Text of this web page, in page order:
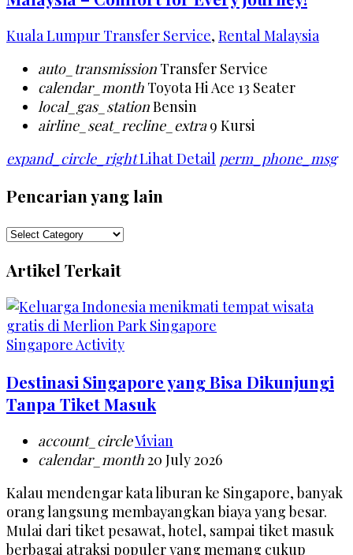
Kuala Lumpur Transfer Service, Rental Malaysia
auto_transmission Transfer Service
calendar_month Toyota Hi Ace 13 Seater
local_gas_stationBensin
airline_seat_recline_extra9 Kursi
expand_circle_rightLihat Detail perm_phone_msg
Pencarian yang lain
Pencarian
lain
Artikel Terkait
Singapore Activity
Destinasi Singapore yang Bisa Dikunjungi
Tanpa Tiket Masuk
account_circleVivian
calendar_month20 July 2026
Kalau mendengar kata liburan ke Singapore, banyak
orang langsung membayangkan biaya yang besar.
Mulai dari tiket pesawat, hotel, sampai tiket masuk
berbagai atraksi populer yang memang cukup